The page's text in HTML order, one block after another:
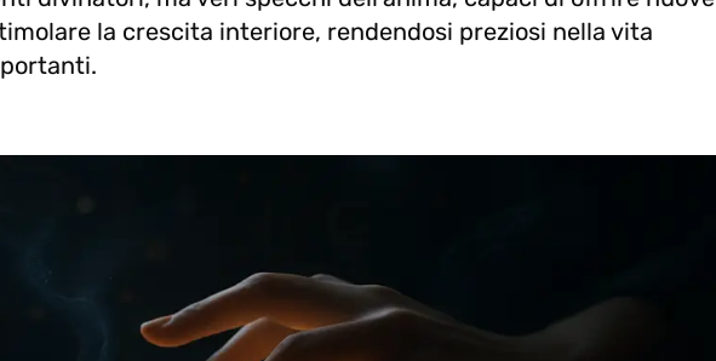
la crescita interiore, rendendosi preziosi nella vita